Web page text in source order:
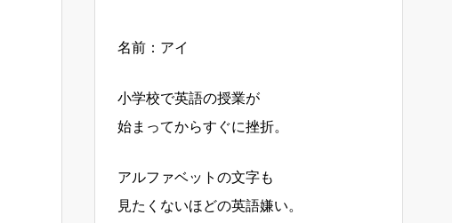
名前：アイ
小学校で英語の授業が
始まってからすぐに挫折。
アルファベットの文字も
見たくないほどの英語嫌い。